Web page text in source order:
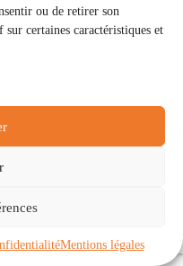
ou de retirer son
certaines caractéristiques et
Mentions légales
(UE)